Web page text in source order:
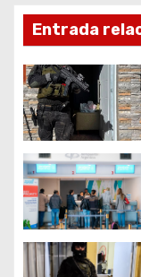
ó
n
d
e
e
n
t
Entrada